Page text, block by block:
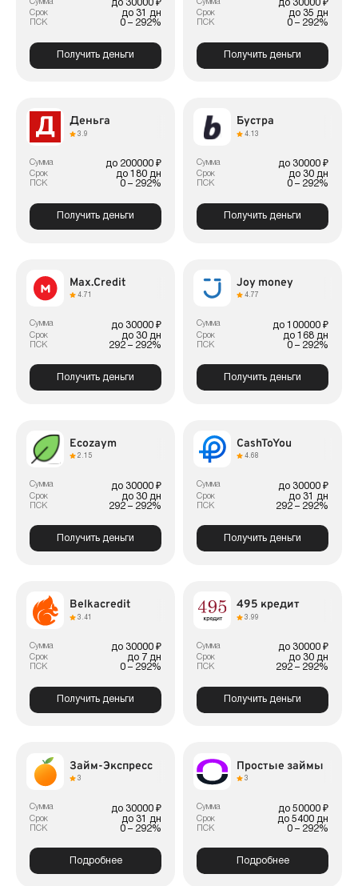
Сумма до 30000 ₽
Срок до 31 дн
ПСК 0 – 292%
Получить деньги
Сумма до 30000 ₽
Срок до 35 дн
ПСК 0 – 292%
Получить деньги
Деньга
3.9
Сумма до 200000 ₽
Срок до 180 дн
ПСК 0 – 292%
Получить деньги
Бустра
4.13
Сумма до 30000 ₽
Срок до 30 дн
ПСК 0 – 292%
Получить деньги
Max.Credit
4.71
Сумма до 30000 ₽
Срок до 30 дн
ПСК 292 – 292%
Получить деньги
Joy money
4.77
Сумма до 100000 ₽
Срок до 168 дн
ПСК 0 – 292%
Получить деньги
Ecozaym
2.15
Сумма до 30000 ₽
Срок до 30 дн
ПСК 292 – 292%
Получить деньги
CashToYou
4.68
Сумма до 30000 ₽
Срок до 31 дн
ПСК 292 – 292%
Получить деньги
Belkacredit
3.41
Сумма до 30000 ₽
Срок до 7 дн
ПСК 0 – 292%
Получить деньги
495 кредит
3.99
Сумма до 30000 ₽
Срок до 30 дн
ПСК 292 – 292%
Получить деньги
Займ-Экспресс
3
Сумма до 30000 ₽
Срок до 31 дн
ПСК 0 – 292%
Подробнее
Простые займы
3
Сумма до 50000 ₽
Срок до 5400 дн
ПСК 0 – 292%
Подробнее